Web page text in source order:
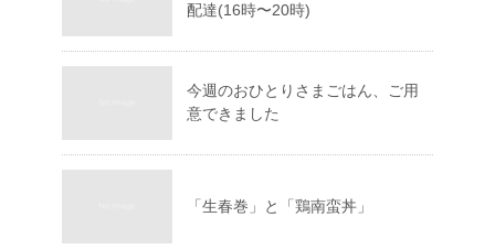
配達(16時〜20時)
今週のおひとりさまごはん、ご用
意できました
「生春巻」と「鶏南蛮丼」